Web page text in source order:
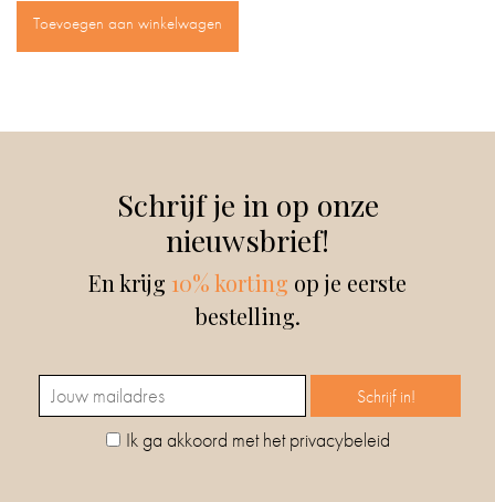
Toevoegen aan winkelwagen
Schrijf je in op onze
nieuwsbrief!
En krijg 10% korting op je eerste
bestelling.
Ik ga akkoord met het privacybeleid